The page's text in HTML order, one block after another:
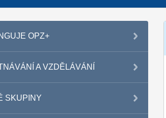
OPZ+
A VZDĚLÁVÁNÍ
SKUPINY